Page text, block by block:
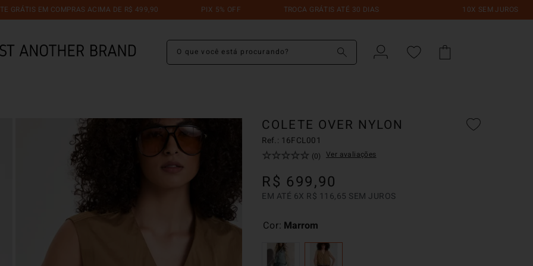
EM COMPRAS ACIMA DE R$ 499,90 PIX 5% OFF TROCA GRÁTIS ATÉ 30 DIAS 10X SEM JUROS
O que você está procurando?
COLETE OVER NYLON
Ref.: 16FCL001
☆☆☆☆☆ (0) Ver avaliações
R$ 699,90
EM ATÉ 6X R$ 116,65 SEM JUROS
Cor Marrom